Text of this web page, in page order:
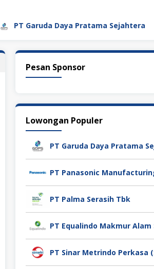
PT Garuda Daya Pratama Sejahtera
Pesan Sponsor
Lowongan Populer
PT Palma Serasih Tbk